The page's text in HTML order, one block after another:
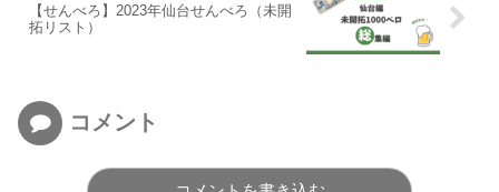
【せんべろ】2023年仙台せんべろ（未開
拓リスト）
コメント